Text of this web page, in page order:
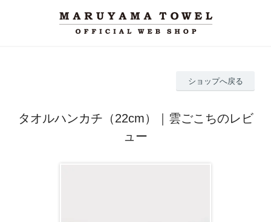
ショップへ戻る
タオルハンカチ（22cm）｜雲ごこちのレビ
ュー